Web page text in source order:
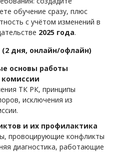
обучение сразу, плюс
с учётом изменений в
2025 года.
дня, онлайн/офлайн)
основы работы
комиссии
ТК РК, принципы
исключения из
и их профилактика
провоцирующие конфликты
диагностика, работающие